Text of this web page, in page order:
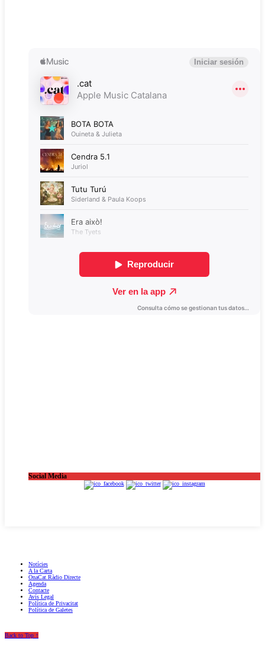
Social Media
Notícies
A la Carta
OnaCat.Ràdio Directe
Agenda
Contacte
Avís Legal
Política de Privacitat
Política de Galetes
Back to Top ↑